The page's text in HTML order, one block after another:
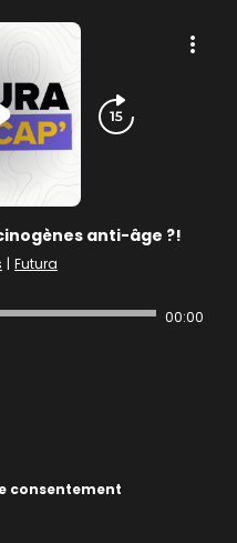
anti-âge ?!
| Futura
00:00
consentement